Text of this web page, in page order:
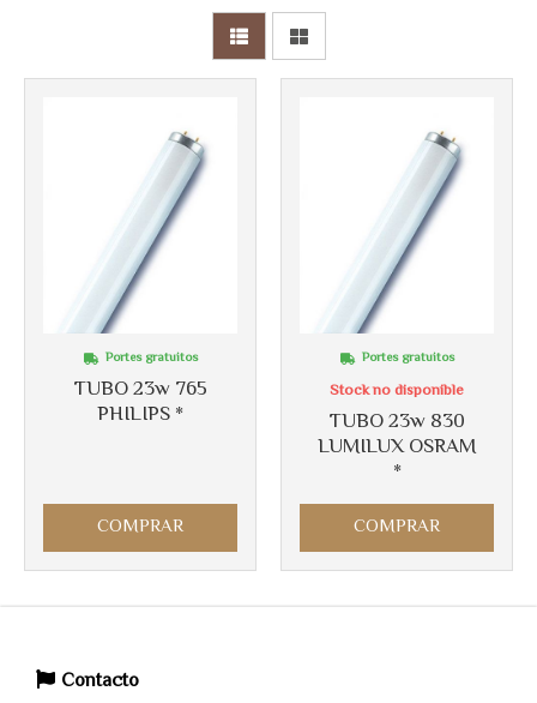
TUBO 23w 765
PHILIPS *
Portes gratuitos
COMPRAR
TUBO 23w 830
LUMILUX OSRAM
*
Portes gratuitos
Stock no disponible
COMPRAR
Contacto